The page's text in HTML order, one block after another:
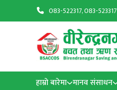
083-522317, 083-523317
हाम्रो बारेमा मानव संसाधन